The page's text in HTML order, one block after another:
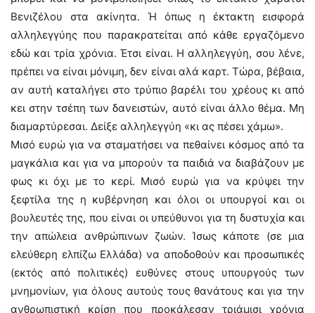
Βενιζέλου στα ακίνητα. Ή όπως η έκτακτη εισφορά
αλληλεγγύης που παρακρατείται από κάθε εργαζόμενο
εδώ και τρία χρόνια. Έτσι είναι. Η αλληλεγγύη, σου λένε,
πρέπει να είναι μόνιμη, δεν είναι αλά καρτ. Τώρα, βέβαια,
αν αυτή καταλήγει στο τρύπιο βαρέλι του χρέους κι από
κει στην τσέπη των δανειστών, αυτό είναι άλλο θέμα. Μη
διαμαρτύρεσαι. Δείξε αλληλεγγύη «κι ας πέσει χάμω».
Μισό ευρώ για να σταματήσει να πεθαίνει κόσμος από τα
μαγκάλια και για να μπορούν τα παιδιά να διαβάζουν με
φως κι όχι με το κερί. Μισό ευρώ για να κρύψει την
ξεφτίλα της η κυβέρνηση και όλοι οι υπουργοί και οι
βουλευτές της, που είναι οι υπεύθυνοι για τη δυστυχία και
την απώλεια ανθρώπινων ζωών. Ίσως κάποτε (σε μια
ελεύθερη ελπίζω Ελλάδα) να αποδοθούν και προσωπικές
(εκτός από πολιτικές) ευθύνες στους υπουργούς των
μνημονίων, για όλους αυτούς τους θανάτους και για την
ανθρωπιστική κρίση που προκάλεσαν τριάμισι χρόνια